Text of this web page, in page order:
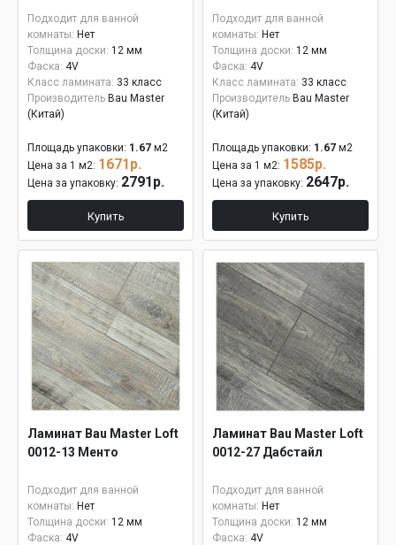
Подходит для ванной
комнаты: Нет
Толщина доски: 12 мм
Фаска: 4V
Класс ламината: 33 класс
Производитель Bau Master
(Китай)
Площадь упаковки: 1.67 м2
Цена за 1 м2: 1671р.
Цена за упаковку: 2791р.
Купить
Подходит для ванной
комнаты: Нет
Толщина доски: 12 мм
Фаска: 4V
Класс ламината: 33 класс
Производитель Bau Master
(Китай)
Площадь упаковки: 1.67 м2
Цена за 1 м2: 1585р.
Цена за упаковку: 2647р.
Купить
Ламинат Bau Master Loft
0012-13 Менто
Подходит для ванной
комнаты: Нет
Толщина доски: 12 мм
Фаска: 4V
Ламинат Bau Master Loft
0012-27 Дабстайл
Подходит для ванной
комнаты: Нет
Толщина доски: 12 мм
Фаска: 4V